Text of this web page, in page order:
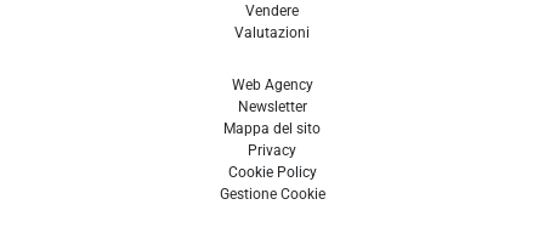
Vendere
Valutazioni
Web Agency
Newsletter
Mappa del sito
Privacy
Cookie Policy
Gestione Cookie